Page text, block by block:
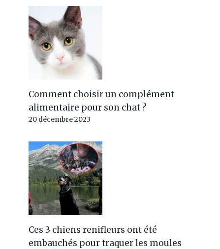
Comment choisir un complément
alimentaire pour son chat ?
20 décembre 2023
Ces 3 chiens renifleurs ont été
embauchés pour traquer les moules